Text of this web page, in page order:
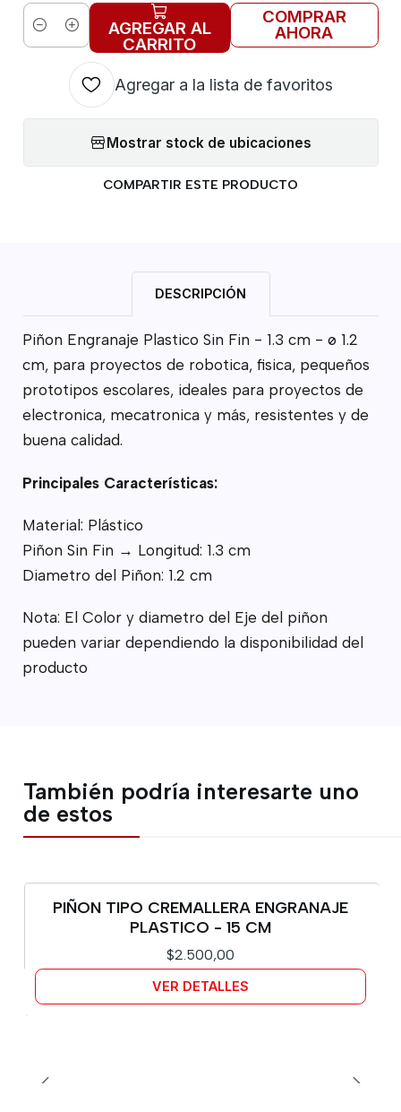
Cantidad AGREGAR AL
CARRITO
COMPRAR
AHORA
Agregar a la lista de favoritos
Mostrar stock de ubicaciones
COMPARTIR ESTE PRODUCTO
DESCRIPCIÓN
Piñon Engranaje Plastico Sin Fin - 1.3 cm - ø 1.2
cm, para proyectos de robotica, fisica, pequeños
prototipos escolares, ideales para proyectos de
electronica, mecatronica y más, resistentes y de
buena calidad.
Principales Características:
Material: Plástico
Piñon Sin Fin → Longitud: 1.3 cm
Diametro del Piñon: 1.2 cm
Nota: El Color y diametro del Eje del piñon
pueden variar dependiendo la disponibilidad del
producto
También podría interesarte uno
de estos
Agotado
PIÑON TIPO CREMALLERA ENGRANAJE
PLASTICO - 15 CM
$2.500,00
VER DETALLES